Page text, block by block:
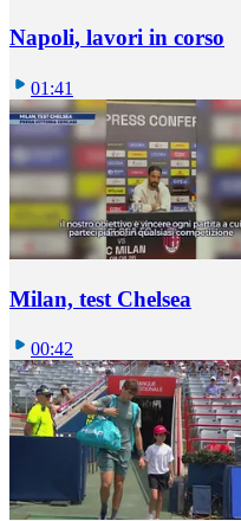
Napoli, lavori in corso
01:41
Milan, test Chelsea
00:42